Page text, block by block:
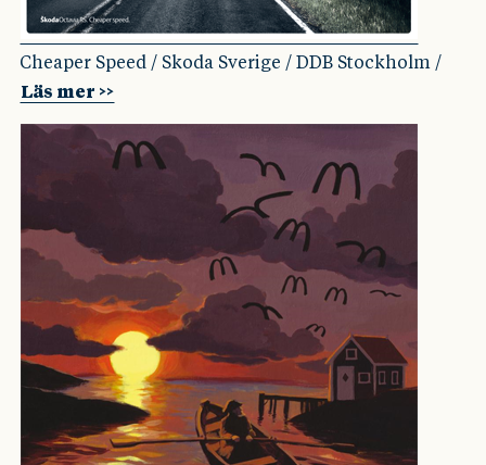
Cheaper Speed / Skoda Sverige / DDB Stockholm /
Läs mer >>